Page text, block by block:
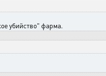
убийство" фарма.